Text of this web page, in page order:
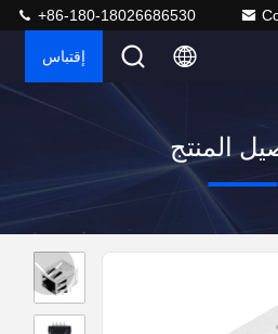
+86-180-18026686530
إقتباس
المنتج